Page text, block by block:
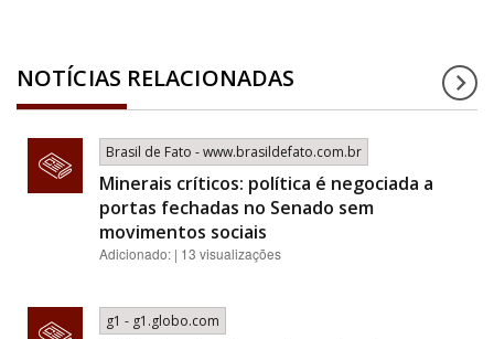
NOTÍCIAS RELACIONADAS
Brasil de Fato - www.brasildefato.com.br
Minerais críticos: política é negociada a
portas fechadas no Senado sem
movimentos sociais
Adicionado: | 13 visualizações
g1 - g1.globo.com